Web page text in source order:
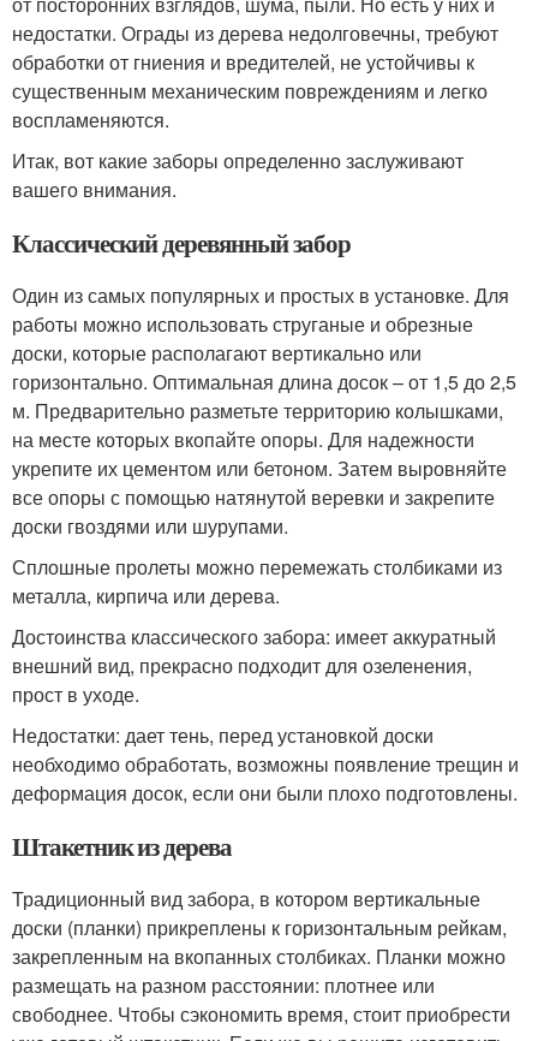
недостатки. Ограды из дерева недолговечны, требуют
обработки от гниения и вредителей, не устойчивы к
существенным механическим повреждениям и легко
воспламеняются.
Итак, вот какие заборы определенно заслуживают
вашего внимания.
Классический деревянный забор
Один из самых популярных и простых в установке. Для
работы можно использовать струганые и обрезные
доски, которые располагают вертикально или
горизонтально. Оптимальная длина досок – от 1,5 до 2,5
м. Предварительно разметьте территорию колышками,
на месте которых вкопайте опоры. Для надежности
укрепите их цементом или бетоном. Затем выровняйте
все опоры с помощью натянутой веревки и закрепите
доски гвоздями или шурупами.
Сплошные пролеты можно перемежать столбиками из
металла, кирпича или дерева.
Достоинства классического забора: имеет аккуратный
внешний вид, прекрасно подходит для озеленения,
прост в уходе.
Недостатки: дает тень, перед установкой доски
необходимо обработать, возможны появление трещин и
деформация досок, если они были плохо подготовлены.
Штакетник из дерева
Традиционный вид забора, в котором вертикальные
доски (планки) прикреплены к горизонтальным рейкам,
закрепленным на вкопанных столбиках. Планки можно
размещать на разном расстоянии: плотнее или
свободнее. Чтобы сэкономить время, стоит приобрести